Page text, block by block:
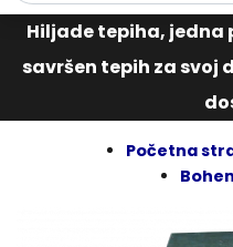
Hiljade tepiha, jedna
savršen tepih za svoj
Početna